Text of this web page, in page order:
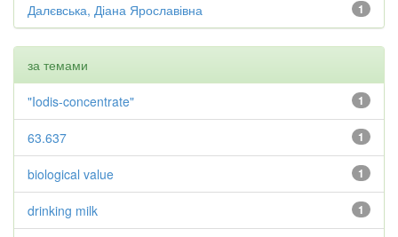
1
Далєвська, Діана Ярославівна
за темами
1
"Iodis-concentrate"
1
63.637
1
biological value
1
drinking milk